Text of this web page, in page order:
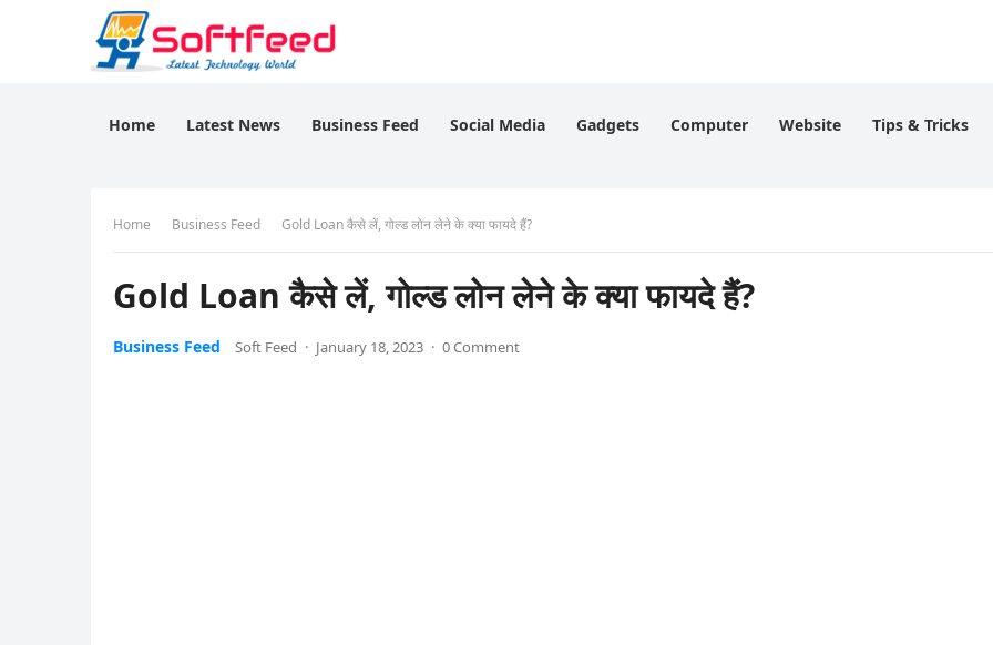
Home Latest News Business Feed Social Media Gadgets Computer Website Tips & Tricks
Home Business Feed Gold Loan कैसे लें, गोल्ड लोन लेने के क्या फायदे हैं?
Gold Loan कैसे लें, गोल्ड लोन लेने के क्या फायदे हैं?
Business Feed Soft Feed · January 18, 2023 · 0 Comment